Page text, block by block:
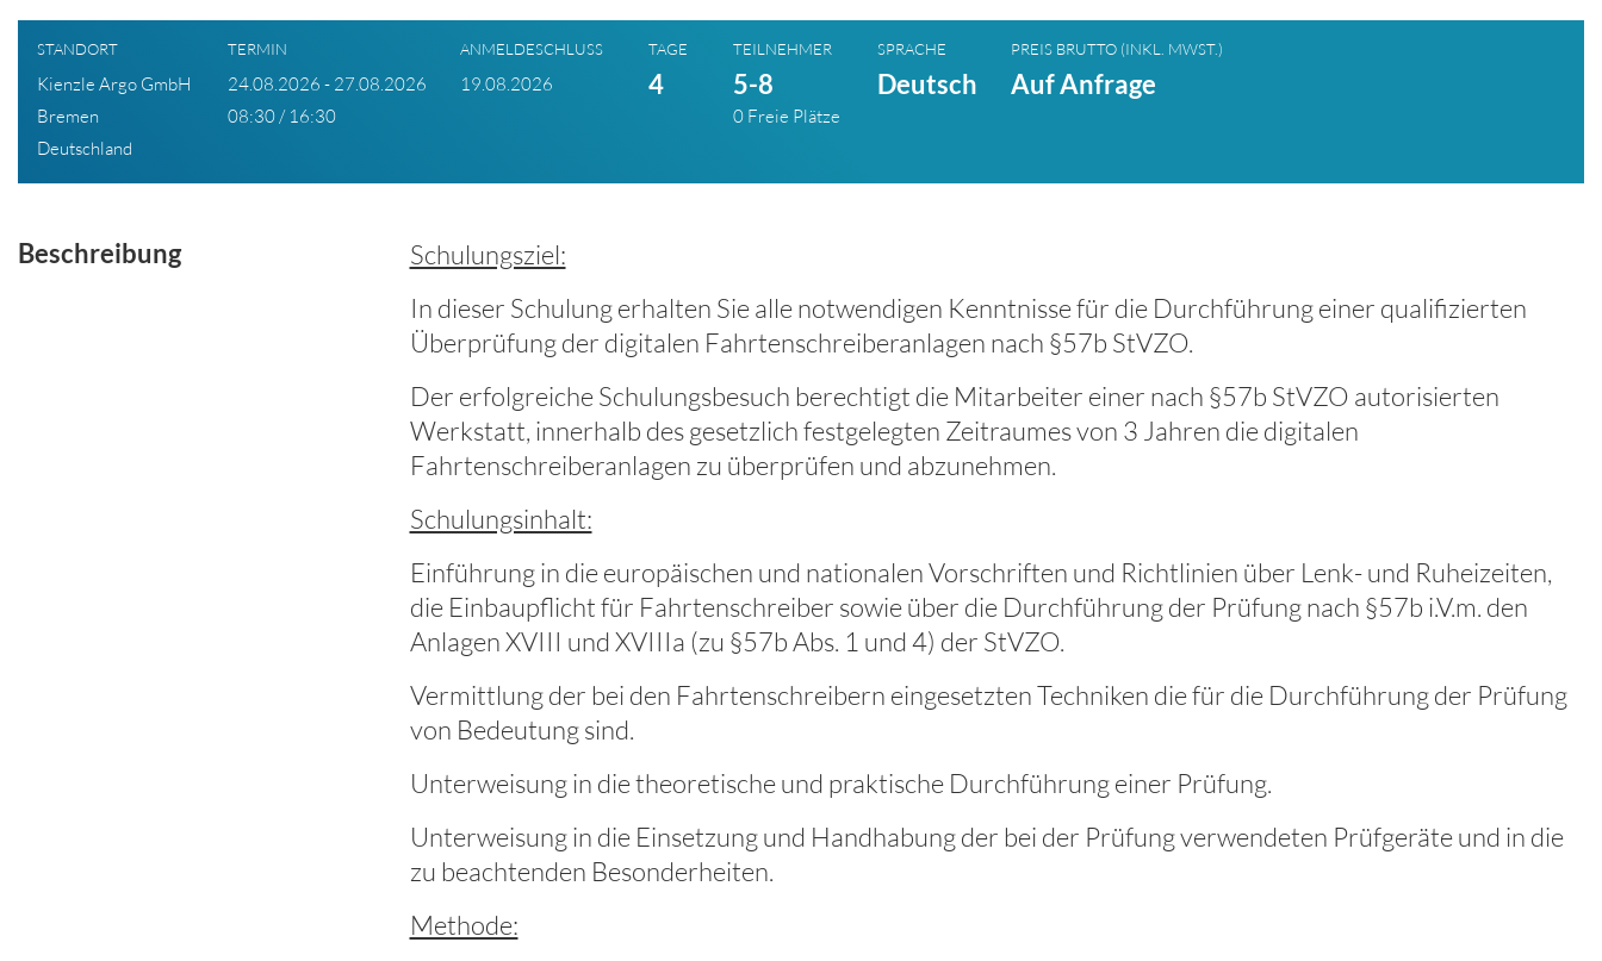
STANDORT
Kienzle Argo GmbH
Bremen
Deutschland
TERMIN
24.08.2026 - 27.08.2026
08:30 / 16:30
ANMELDESCHLUSS
19.08.2026
TAGE
4
TEILNEHMER
5-8
0 Freie Plätze
SPRACHE
Deutsch
PREIS BRUTTO (INKL. MWST.)
Auf Anfrage
Beschreibung
Schulungsziel:
In dieser Schulung erhalten Sie alle notwendigen Kenntnisse für die Durchführung einer qualifizierten
Überprüfung der digitalen Fahrtenschreiberanlagen nach §57b StVZO.
Der erfolgreiche Schulungsbesuch berechtigt die Mitarbeiter einer nach §57b StVZO autorisierten
Werkstatt, innerhalb des gesetzlich festgelegten Zeitraumes von 3 Jahren die digitalen
Fahrtenschreiberanlagen zu überprüfen und abzunehmen.
Schulungsinhalt:
Einführung in die europäischen und nationalen Vorschriften und Richtlinien über Lenk- und Ruheizeiten,
die Einbaupflicht für Fahrtenschreiber sowie über die Durchführung der Prüfung nach §57b i.V.m. den
Anlagen XVIII und XVIIIa (zu §57b Abs. 1 und 4) der StVZO.
Vermittlung der bei den Fahrtenschreibern eingesetzten Techniken die für die Durchführung der Prüfung
von Bedeutung sind.
Unterweisung in die theoretische und praktische Durchführung einer Prüfung.
Unterweisung in die Einsetzung und Handhabung der bei der Prüfung verwendeten Prüfgeräte und in die
zu beachtenden Besonderheiten.
Methode: